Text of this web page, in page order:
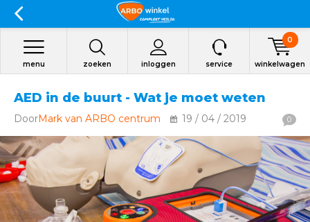
zoeken inloggen
menu service winkelwagen
0
AED in de buurt - Wat je moet weten
DoorMark van ARBO centrum 19 / 04 / 2019 0